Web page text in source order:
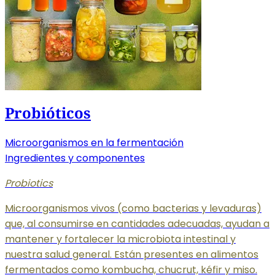
Probióticos
Microorganismos en la fermentación
Ingredientes y componentes
Probiotics
Microorganismos vivos (como bacterias y levaduras)
que, al consumirse en cantidades adecuadas, ayudan a
mantener y fortalecer la microbiota intestinal y
nuestra salud general. Están presentes en alimentos
fermentados como kombucha, chucrut, kéfir y miso.